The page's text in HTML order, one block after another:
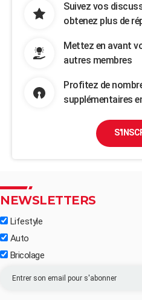
Suivez vos
obtenez plus de
Mettez en avant
autres membres
Profitez de
supplémentaires
NEWSLETTERS
Lifestyle
Auto
Bricolage